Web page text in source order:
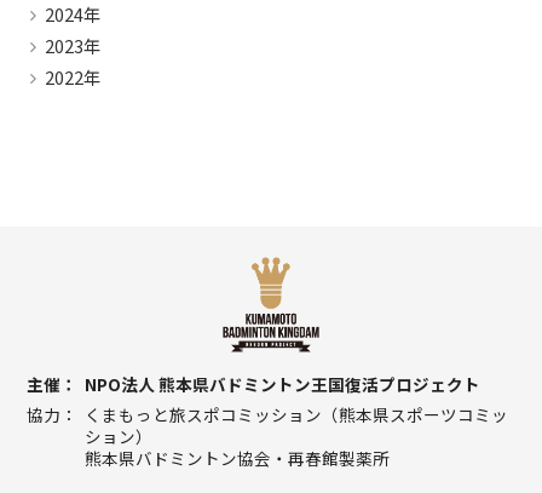
2024年
2023年
2022年
主催
NPO法人 熊本県バドミントン王国復活プロジェクト
協力
くまもっと旅スポコミッション（熊本県スポーツコミッ
ション）
熊本県バドミントン協会・再春館製薬所